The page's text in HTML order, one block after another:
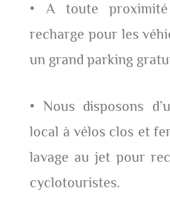
• A toute
recharge pour les
un grand parking
• Nous disposons
local à vélos clos et
lavage au jet pour
cyclotouristes.